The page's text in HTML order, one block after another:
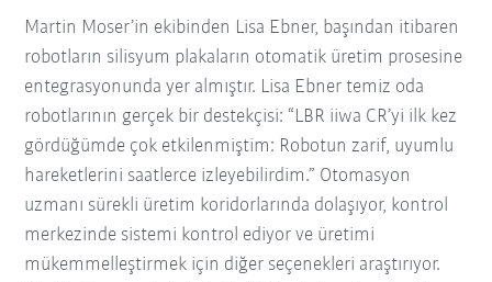
Martin Moser’in ekibinden Lisa Ebner, başından itibaren
robotların silisyum plakaların otomatik üretim prosesine
entegrasyonunda yer almıştır. Lisa Ebner temiz oda
robotlarının gerçek bir destekçisi: “LBR iiwa CR’yi ilk kez
gördüğümde çok etkilenmiştim: Robotun zarif, uyumlu
hareketlerini saatlerce izleyebilirdim.” Otomasyon
uzmanı sürekli üretim koridorlarında dolaşıyor, kontrol
merkezinde sistemi kontrol ediyor ve üretimi
mükemmelleştirmek için diğer seçenekleri araştırıyor.